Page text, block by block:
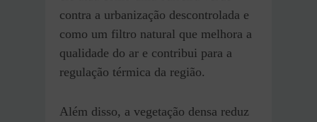
contra a urbanização descontrolada e
como um filtro natural que melhora a
qualidade do ar e contribui para a
regulação térmica da região.
Além disso, a vegetação densa reduz